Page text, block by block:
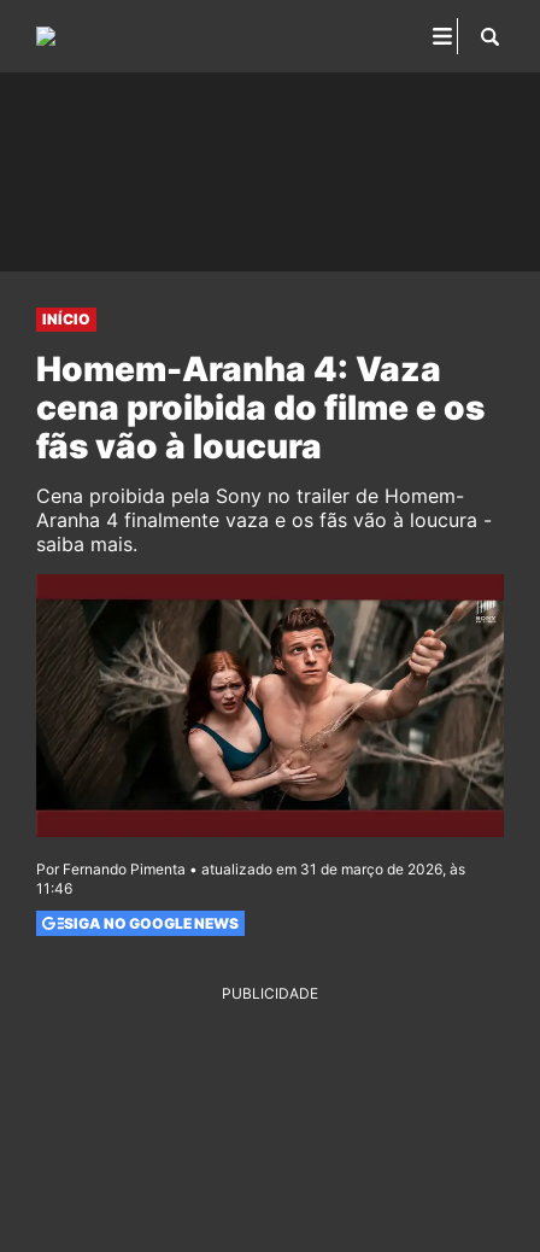
INÍCIO
Homem-Aranha 4: Vaza
cena proibida do filme e os
fãs vão à loucura
Cena proibida pela Sony no trailer de Homem-
Aranha 4 finalmente vaza e os fãs vão à loucura -
saiba mais.
Por Fernando Pimenta • atualizado em 31 de março de 2026, às
11:46
SIGA NO GOOGLE NEWS
PUBLICIDADE